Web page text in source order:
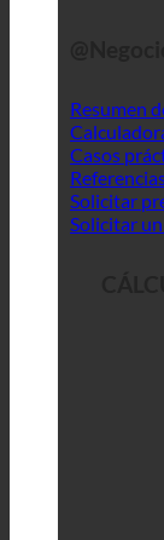
Resumen
Casos
Solicitar
Solicitar